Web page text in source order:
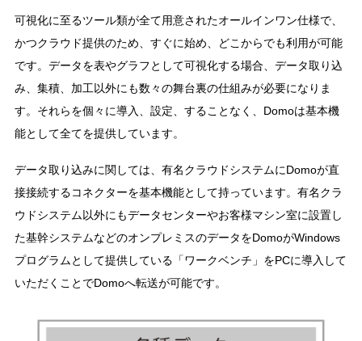
可視化に至るツール類が全て用意されたオールインワン仕様で、
かつクラウド提供のため、すぐに始め、どこからでも利用が可能
です。データを表やグラフとして可視化する場合、データ取り込
み、集積、加工以外にも数々の舞台裏の仕組みが必要になりま
す。それらを個々に導入、設定、することなく、Domoは基本機
能として全てを提供しています。
データ取り込みに関しては、有名クラウドシステムにDomoが直
接接続するコネクターを基本機能として持っています。有名クラ
ウドシステム以外にもデータセンターやお客様マシン室に設置し
た基幹システムなどのオンプレミスのデータをDomoがWindows
プログラムとして提供している「ワークベンチ」をPCに導入して
いただくことでDomoへ転送が可能です。